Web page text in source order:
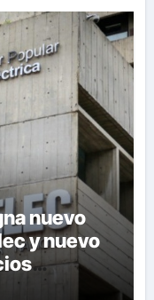
nuevo
y nuevo